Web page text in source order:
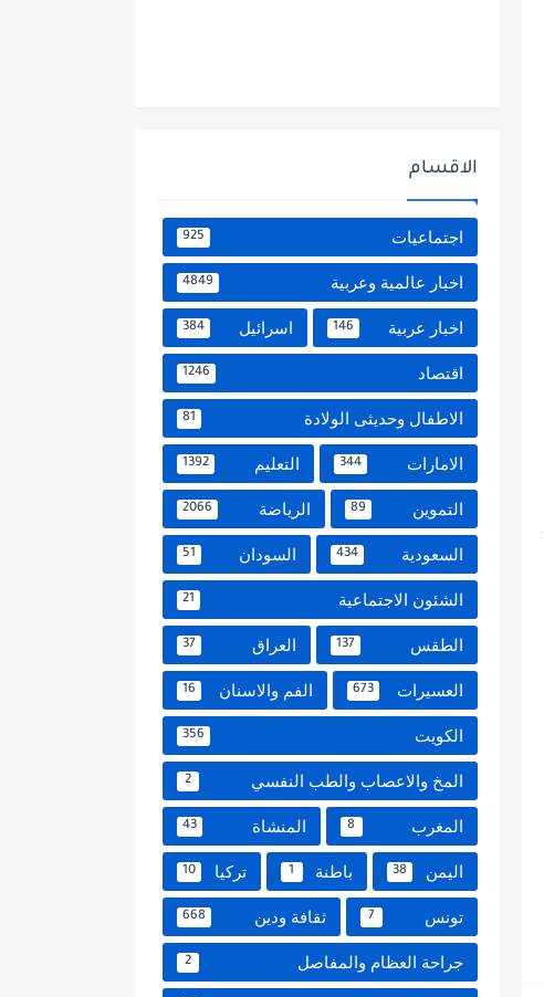
الاقسام
اجتماعيات 925
اخبار عالمية وعربية 4849
اخبار عربية 146 اسرائيل 384
اقتصاد 1246
الاطفال وحديثى الولادة 81
الامارات 344 التعليم 1392
التموين 89 الرياضة 2066
السعودية 434 السودان 51
الشئون الاجتماعية 21
الطقس 137 العراق 37
العسيرات 673 الفم والاسنان 16
الكويت 356
المخ والاعصاب والطب النفسي 2
المغرب 8 المنشاة 43
اليمن 38 باطنة 1 تركيا 10
تونس 7 ثقافة ودين 668
جراحة العظام والمفاصل 2